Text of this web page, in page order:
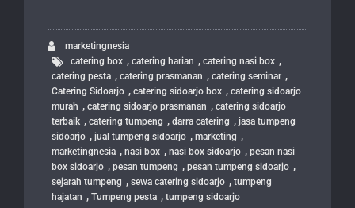
marketingnesia
catering box , catering harian , catering nasi box ,
catering pesta , catering prasmanan , catering seminar ,
Catering Sidoarjo , catering sidoarjo box , catering sidoarjo
murah , catering sidoarjo prasmanan , catering sidoarjo
terbaik , catering tumpeng , darra catering , jasa tumpeng
sidoarjo , jual tumpeng sidoarjo , marketing ,
marketingnesia , nasi box , nasi box sidoarjo , pesan nasi
box sidoarjo , pesan tumpeng , pesan tumpeng sidoarjo ,
sejarah tumpeng , sewa catering sidoarjo , tumpeng
hajatan , Tumpeng pesta , tumpeng sidoarjo